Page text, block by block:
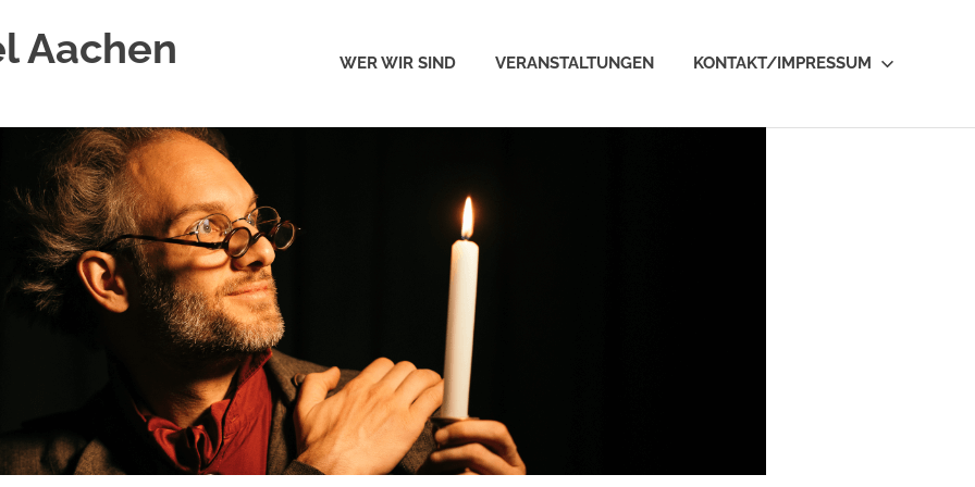
Aachen WER WIR SIND VERANSTALTUNGEN KONTAKT/IMPRESSUM